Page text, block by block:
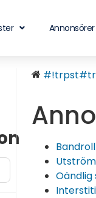
Annonsörer
Bandroll
Oändlig